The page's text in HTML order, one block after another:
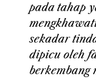
pada tahap
sekadar
dipicu oleh